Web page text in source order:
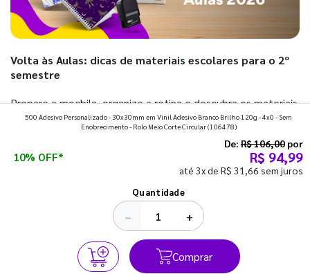
Volta às Aulas: dicas de materiais escolares para o 2º
semestre
Prepare a mochila, organize a rotina e descubra os materiais
que fazem toda diferença para começar o segundo
500 Adesivo Personalizado - 30x30mm em Vinil Adesivo Branco Brilho 120g - 4x0 - Sem
Enobrecimento - Rolo Meio Corte Circular(106478)
10% OFF*
De: R$ 106,00 por
R$ 94,99
até 3x de R$ 31,66 sem juros
Quantidade
− +
Comprar